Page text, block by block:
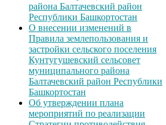
района Балтачевский район
Республики Башкортостан
О внесении изменений в
Правила землепользования и
застройки сельского поселения
Кунтугушевский сельсовет
муниципального района
Балтачевский район Республики
Башкортостан
Об утверждении плана
мероприятий по реализации